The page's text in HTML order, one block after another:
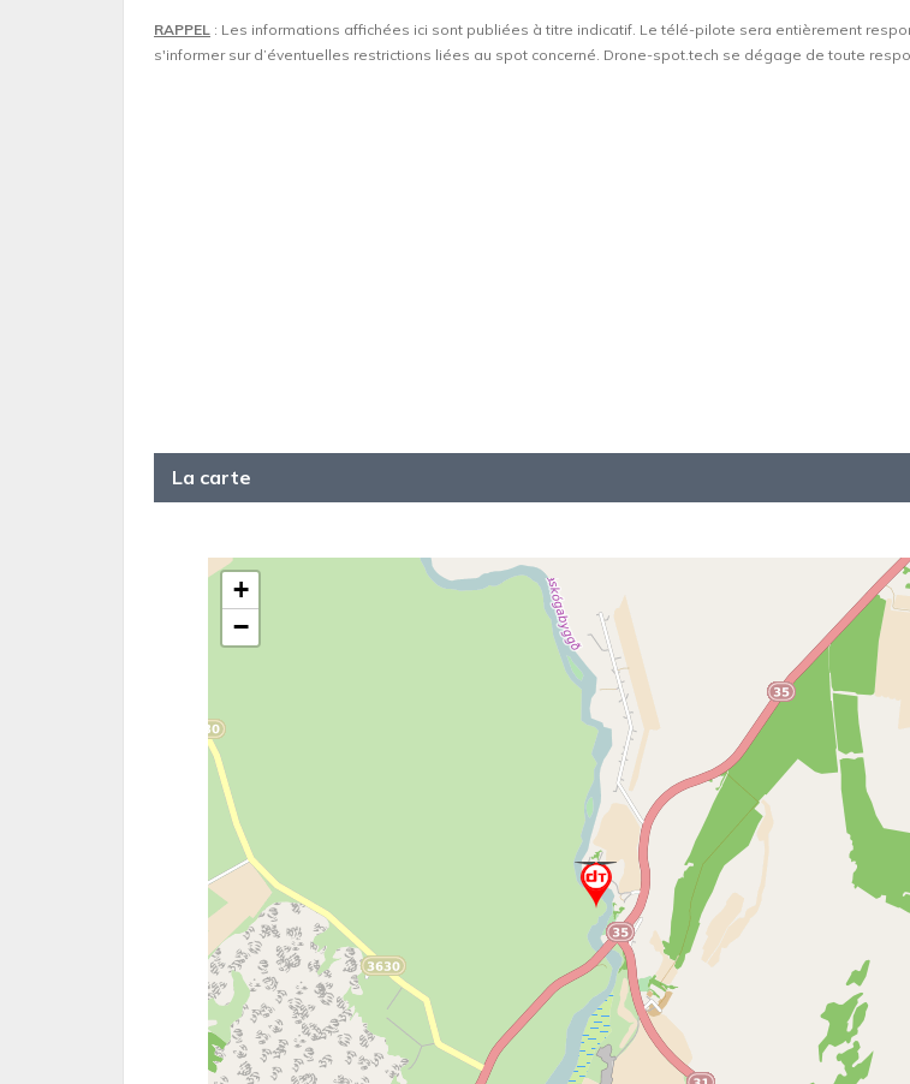
RAPPEL : Les informations affichées ici sont publiées à titre indicatif. Le télé-pilote sera entièrement
s'informer sur d’éventuelles restrictions liées au spot concerné. Drone-spot.tech se dégage de toute
La carte